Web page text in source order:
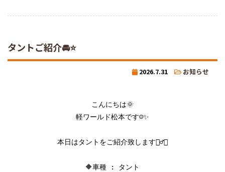
タントご紹介🚘⭐
2026.7.31 お知らせ
こんにちは🌞
軽ワールド松本です☺️✨
本日はタントをご紹介致します💁‍♂️✨
🔶車種 : タント